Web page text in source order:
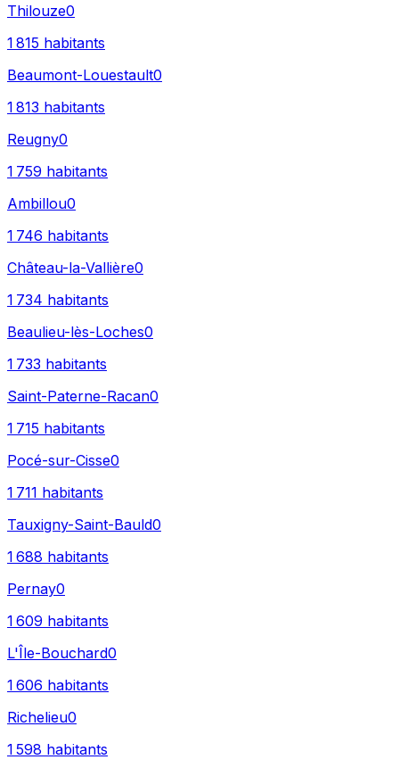
Thilouze0
1 815 habitants
Beaumont-Louestault0
1 813 habitants
Reugny0
1 759 habitants
Ambillou0
1 746 habitants
Château-la-Vallière0
1 734 habitants
Beaulieu-lès-Loches0
1 733 habitants
Saint-Paterne-Racan0
1 715 habitants
Pocé-sur-Cisse0
1 711 habitants
Tauxigny-Saint-Bauld0
1 688 habitants
Pernay0
1 609 habitants
L'Île-Bouchard0
1 606 habitants
Richelieu0
1 598 habitants